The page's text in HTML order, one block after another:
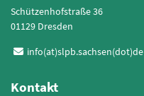
Schützenhofstraße 36
01129 Dresden
info(at)slpb.sachsen(dot)de
Kontakt